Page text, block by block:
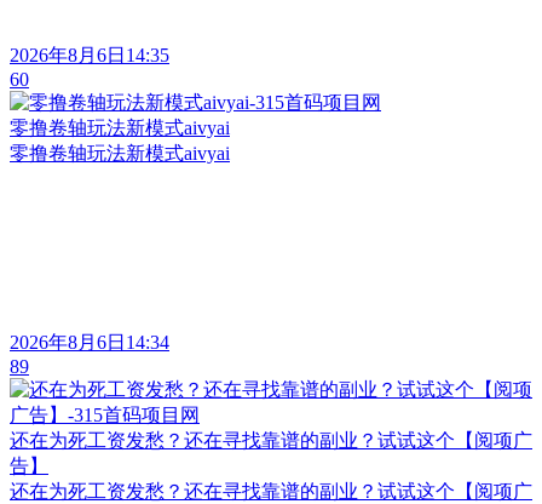
2026年8月6日14:35
60
零撸卷轴玩法新模式aivyai
零撸卷轴玩法新模式aivyai
2026年8月6日14:34
89
还在为死工资发愁？还在寻找靠谱的副业？试试这个【阅项广
告】
还在为死工资发愁？还在寻找靠谱的副业？试试这个【阅项广